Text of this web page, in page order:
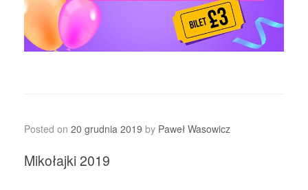
Posted on 20 grudnia 2019 by Paweł Wasowicz
Mikołajki 2019